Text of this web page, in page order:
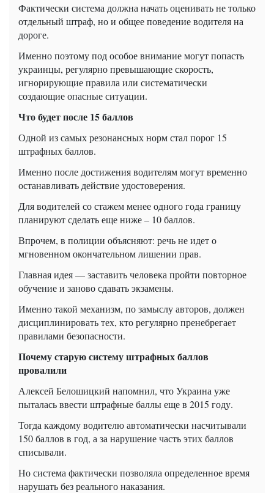
Фактически система должна начать оценивать не только
отдельный штраф, но и общее поведение водителя на
дороге.
Именно поэтому под особое внимание могут попасть
украинцы, регулярно превышающие скорость,
игнорирующие правила или систематически
создающие опасные ситуации.
Что будет после 15 баллов
Одной из самых резонансных норм стал порог 15
штрафных баллов.
Именно после достижения водителям могут временно
останавливать действие удостоверения.
Для водителей со стажем менее одного года границу
планируют сделать еще ниже – 10 баллов.
Впрочем, в полиции объясняют: речь не идет о
мгновенном окончательном лишении прав.
Главная идея — заставить человека пройти повторное
обучение и заново сдавать экзамены.
Именно такой механизм, по замыслу авторов, должен
дисциплинировать тех, кто регулярно пренебрегает
правилами безопасности.
Почему старую систему штрафных баллов
провалили
Алексей Белошицкий напомнил, что Украина уже
пыталась ввести штрафные баллы еще в 2015 году.
Тогда каждому водителю автоматически насчитывали
150 баллов в год, а за нарушение часть этих баллов
списывали.
Но система фактически позволяла определенное время
нарушать без реального наказания.